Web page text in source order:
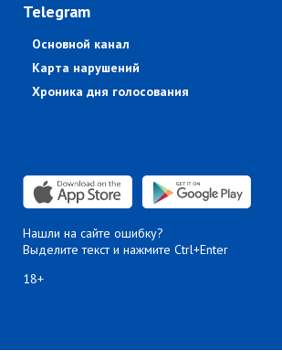
Telegram
Основной канал
Карта нарушений
Хроника дня голосования
Нашли на сайте ошибку?
Выделите текст и нажмите Ctrl+Enter
18+